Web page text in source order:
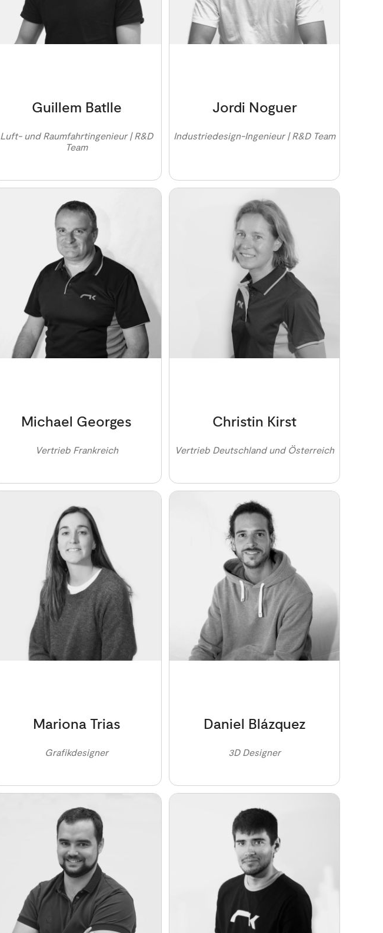
Guillem Batlle
Luft- und Raumfahrtingenieur | R&D
Team
Jordi Noguer
Industriedesign-Ingenieur | R&D Team
Michael Georges
Vertrieb Frankreich
Christin Kirst
Vertrieb Deutschland und Österreich
Mariona Trias
Grafikdesigner
Daniel Blázquez
3D Designer